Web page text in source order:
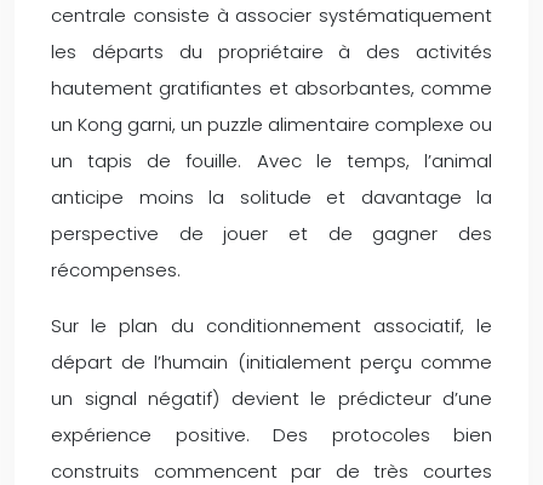
centrale consiste à associer systématiquement
les départs du propriétaire à des activités
hautement gratifiantes et absorbantes, comme
un Kong garni, un puzzle alimentaire complexe ou
un tapis de fouille. Avec le temps, l’animal
anticipe moins la solitude et davantage la
perspective de jouer et de gagner des
récompenses.
Sur le plan du conditionnement associatif, le
départ de l’humain (initialement perçu comme
un signal négatif) devient le prédicteur d’une
expérience positive. Des protocoles bien
construits commencent par de très courtes